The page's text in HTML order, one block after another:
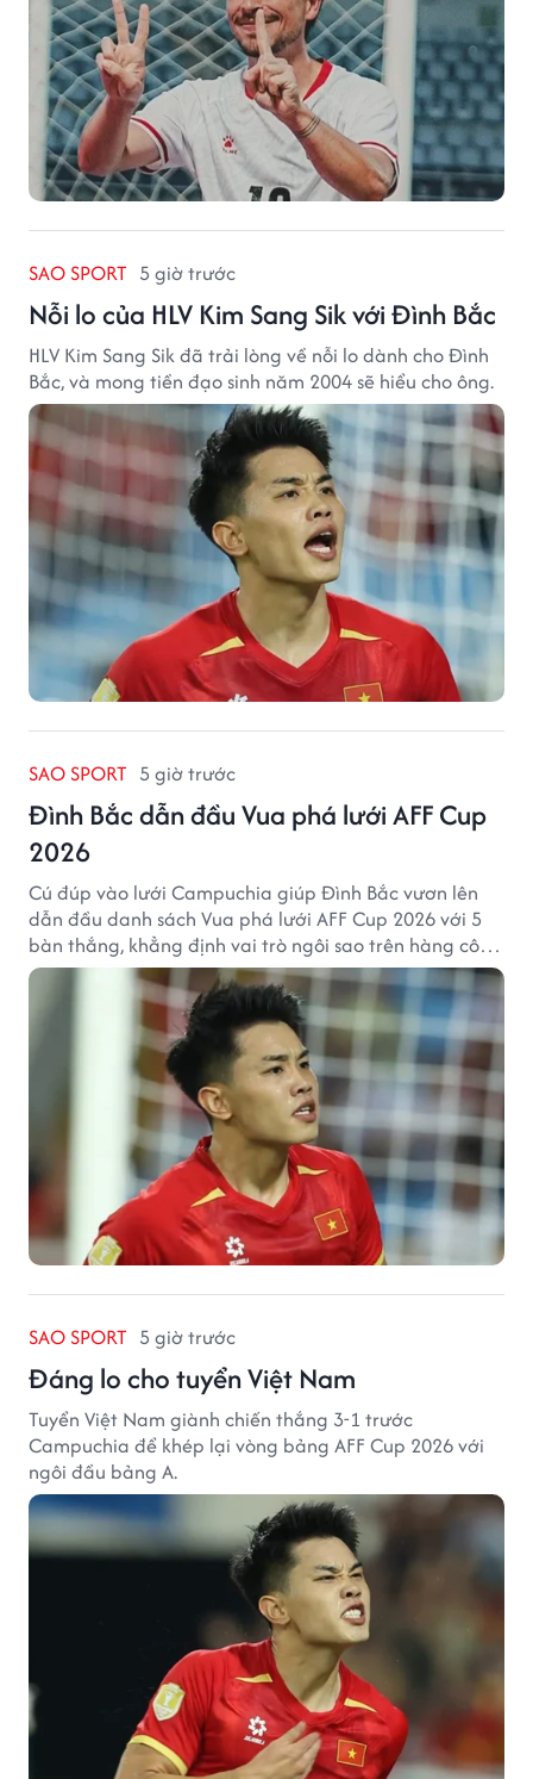
SAO SPORT 5 giờ trước
Nỗi lo của HLV Kim Sang Sik với Đình Bắc
HLV Kim Sang Sik đã trải lòng về nỗi lo dành cho Đình
Bắc, và mong tiền đạo sinh năm 2004 sẽ hiểu cho ông.
SAO SPORT 5 giờ trước
Đình Bắc dẫn đầu Vua phá lưới AFF Cup
2026
Cú đúp vào lưới Campuchia giúp Đình Bắc vươn lên
dẫn đầu danh sách Vua phá lưới AFF Cup 2026 với 5
bàn thắng, khẳng định vai trò ngôi sao trên hàng công
tuyển Việt Nam.
SAO SPORT 5 giờ trước
Đáng lo cho tuyển Việt Nam
Tuyển Việt Nam giành chiến thắng 3-1 trước
Campuchia để khép lại vòng bảng AFF Cup 2026 với
ngôi đầu bảng A.